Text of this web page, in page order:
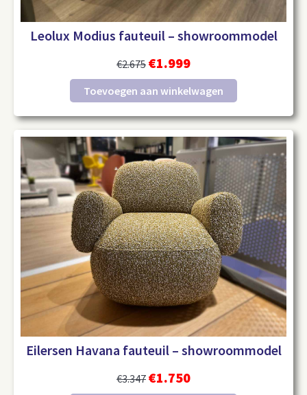
Leolux Modius fauteuil – showroommodel
€2.675 €1.999
Toevoegen aan winkelwagen
Eilersen Havana fauteuil – showroommodel
€3.347 €1.750